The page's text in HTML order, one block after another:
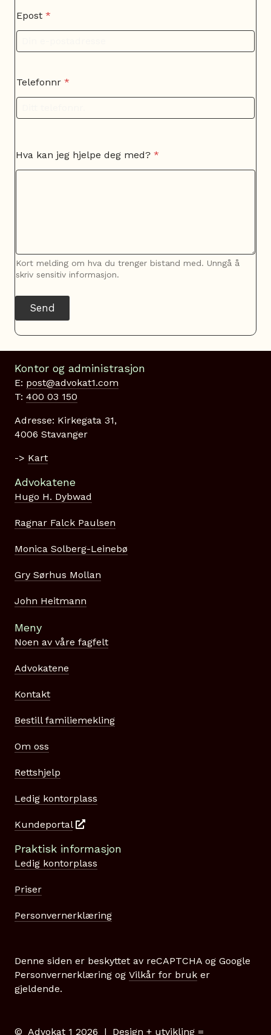
s
t
e
e
o
Epost *
Telefonnr *
Hva kan jeg hjelpe deg med? *
Kort melding om hva du trenger bistand med. Unngå å
skriv sensitiv informasjon.
Send
Kontor og administrasjon
E: post@advokat1.com
T: 400 03 150
Adresse: Kirkegata 31,
4006 Stavanger
-> Kart
Advokatene
Hugo H. Dybwad
Ragnar Falck Paulsen
Monica Solberg-Leinebø
Gry Sørhus Mollan
John Heitmann
Meny
Noen av våre fagfelt
Advokatene
Kontakt
Bestill familiemekling
Om oss
Rettshjelp
Ledig kontorplass
Kundeportal
Praktisk informasjon
Ledig kontorplass
Priser
Personvernerklæring
Denne siden er beskyttet av reCAPTCHA og Google
Personvernerklæring og Vilkår for bruk er
gjeldende.
© Advokat 1 2026 | Design + utvikling =